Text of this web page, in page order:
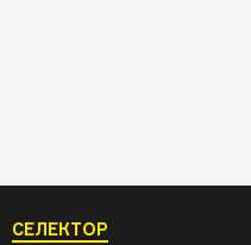
СЕЛЕКТОР